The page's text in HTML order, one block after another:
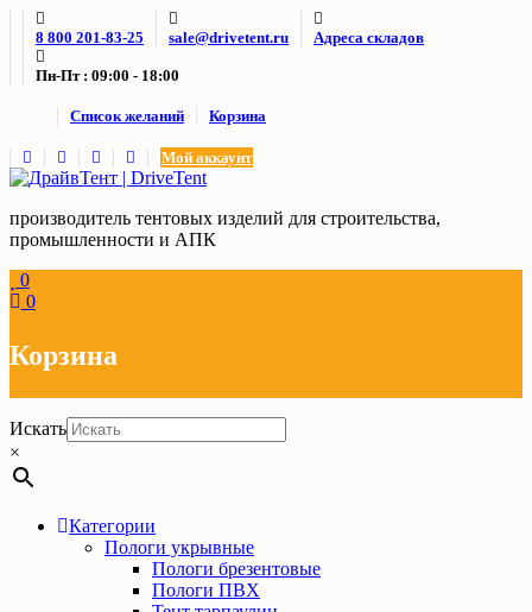
Skip
content
8 800 201-83-25 sale@drivetent.ru Адреса складов
Пн-Пт : 09:00 - 18:00
Список желаний Корзина
Мой аккаунт
производитель тентовых изделий для строительства,
промышленности и АПК
0
0
Корзина
Искать
×
Категории
Пологи укрывные
Пологи брезентовые
Пологи ПВХ